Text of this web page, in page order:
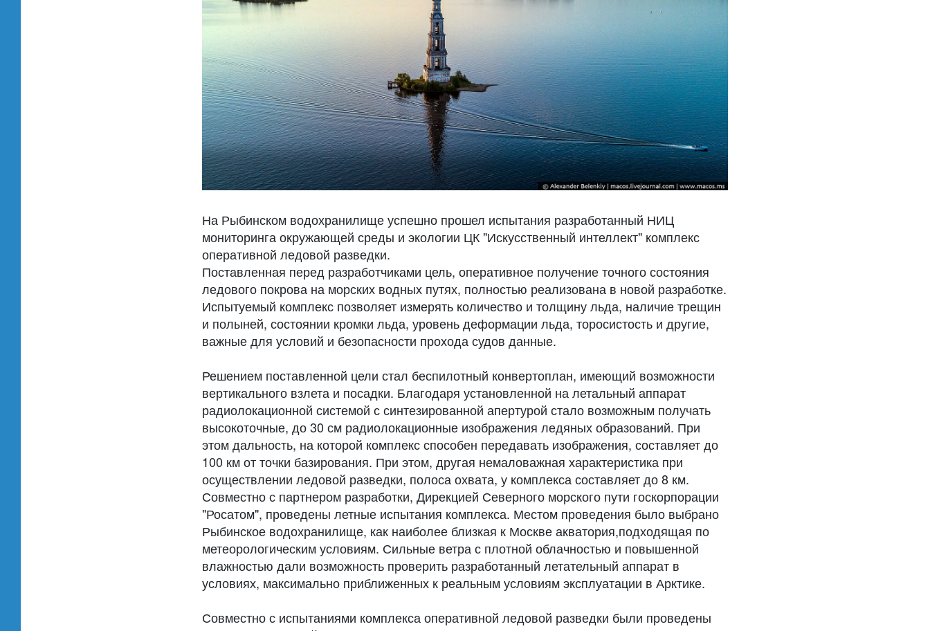
На Рыбинском водохранилище успешно прошел испытания разработанный НИЦ
мониторинга окружающей среды и экологии ЦК "Искусственный интеллект" комплекс
оперативной ледовой разведки.
Поставленная перед разработчиками цель, оперативное получение точного состояния
ледового покрова на морских водных путях, полностью реализована в новой разработке.
Испытуемый комплекс позволяет измерять количество и толщину льда, наличие трещин
и полыней, состоянии кромки льда, уровень деформации льда, торосистость и другие,
важные для условий и безопасности прохода судов данные.
Решением поставленной цели стал беспилотный конвертоплан, имеющий возможности
вертикального взлета и посадки. Благодаря установленной на летальный аппарат
радиолокационной системой с синтезированной апертурой стало возможным получать
высокоточные, до 30 см радиолокационные изображения ледяных образований. При
этом дальность, на которой комплекс способен передавать изображения, составляет до
100 км от точки базирования. При этом, другая немаловажная характеристика при
осуществлении ледовой разведки, полоса охвата, у комплекса составляет до 8 км.
Совместно с партнером разработки, Дирекцией Северного морского пути госкорпорации
"Росатом", проведены летные испытания комплекса. Местом проведения было выбрано
Рыбинское водохранилище, как наиболее близкая к Москве акватория,подходящая по
метеорологическим условиям. Сильные ветра с плотной облачностью и повышенной
влажностью дали возможность проверить разработанный летательный аппарат в
условиях, максимально приближенных к реальным условиям эксплуатации в Арктике.
Совместно с испытаниями комплекса оперативной ледовой разведки были проведены